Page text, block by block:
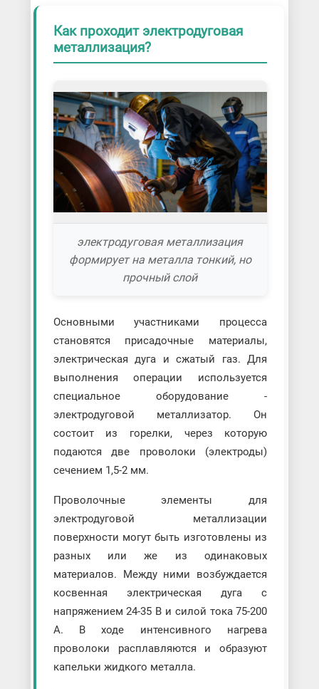
Как проходит электродуговая
металлизация?
электродуговая металлизация
формирует на металла тонкий, но
прочный слой
Основными участниками процесса
становятся присадочные материалы,
электрическая дуга и сжатый газ. Для
выполнения операции используется
специальное оборудование -
электродуговой металлизатор. Он
состоит из горелки, через которую
подаются две проволоки (электроды)
сечением 1,5-2 мм.
Проволочные элементы для
электродуговой металлизации
поверхности могут быть изготовлены из
разных или же из одинаковых
материалов. Между ними возбуждается
косвенная электрическая дуга с
напряжением 24-35 В и силой тока 75-200
А. В ходе интенсивного нагрева
проволоки расплавляются и образуют
капельки жидкого металла.